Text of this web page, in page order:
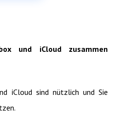
und iCloud zusammen
iCloud sind nützlich und Sie